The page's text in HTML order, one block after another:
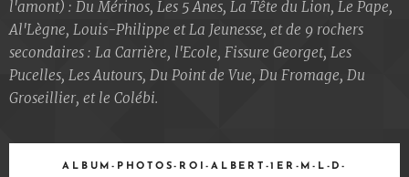
l'amont) : Du Mérinos, Les 5 Anes, La Tête du Lion, Le Pape,
Al'Lègne, Louis-Philippe et La Jeunesse, et de 9 rochers
secondaires : La Carrière, l'Ecole, Fissure Georget, Les
Pucelles, Les Autours, Du Point de Vue, Du Fromage, Du
Groseillier, et le Colébi.
ALBUM-PHOTOS-ROI-ALBERT-1ER-M-L-D-